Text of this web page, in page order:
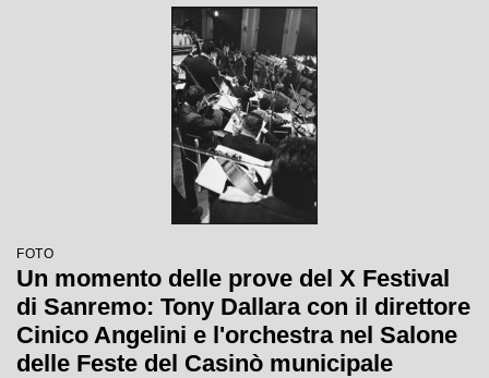
FOTO
Un momento delle prove del X Festival
di Sanremo: Tony Dallara con il direttore
Cinico Angelini e l'orchestra nel Salone
delle Feste del Casinò municipale